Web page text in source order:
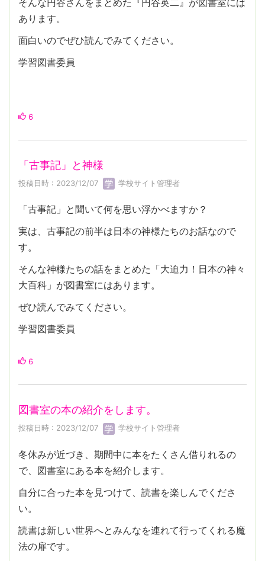
あります。
面白いのでぜひ読んでみてください。
学習図書委員
6
「古事記」と神様
投稿日時 : 2023/12/07 学校サイト管理者
「古事記」と聞いて何を思い浮かべますか？
実は、古事記の前半は日本の神様たちのお話なので
す。
そんな神様たちの話をまとめた「大迫力！日本の神々
大百科」が図書室にはあります。
ぜひ読んでみてください。
学習図書委員
6
図書室の本の紹介をします。
投稿日時 : 2023/12/07 学校サイト管理者
冬休みが近づき、期間中に本をたくさん借りれるの
で、図書室にある本を紹介します。
自分に合った本を見つけて、読書を楽しんでくださ
い。
読書は新しい世界へとみんなを連れて行ってくれる魔
法の扉です。